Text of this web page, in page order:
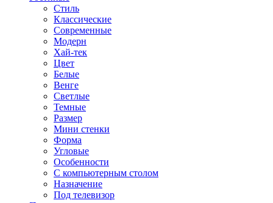
Стиль
Классические
Современные
Модерн
Хай-тек
Цвет
Белые
Венге
Светлые
Темные
Размер
Мини стенки
Форма
Угловые
Особенности
С компьютерным столом
Назначение
Под телевизор